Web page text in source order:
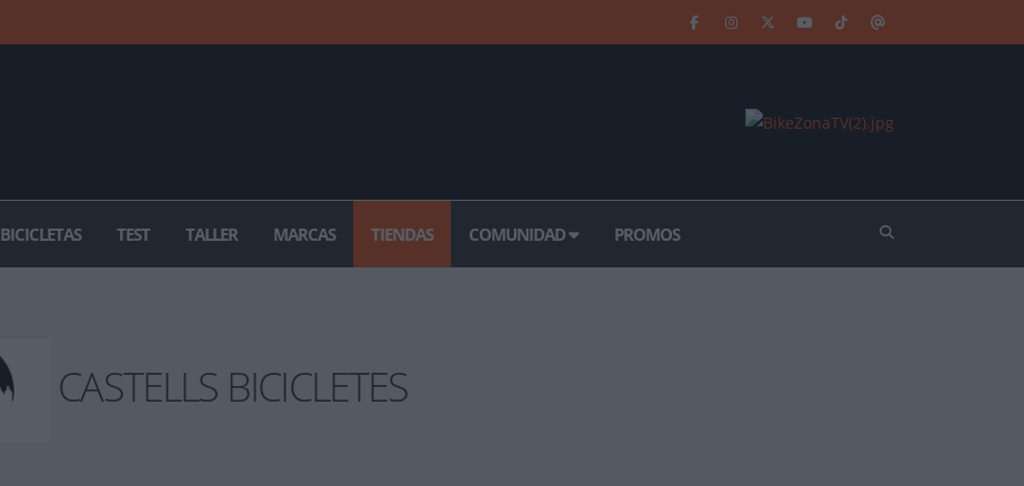
BICICLETAS TEST TALLER MARCAS TIENDAS COMUNIDAD PROMOS
CASTELLS BICICLETES